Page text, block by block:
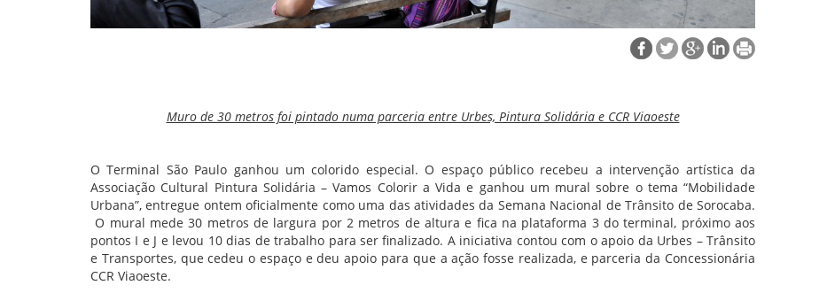
Muro de 30 metros foi pintado numa parceria entre Urbes, Pintura Solidária e CCR Viaoeste
O Terminal São Paulo ganhou um colorido especial. O espaço público recebeu a intervenção artística da
Associação Cultural Pintura Solidária – Vamos Colorir a Vida e ganhou um mural sobre o tema “Mobilidade
Urbana”, entregue ontem oficialmente como uma das atividades da Semana Nacional de Trânsito de Sorocaba.
O mural mede 30 metros de largura por 2 metros de altura e fica na plataforma 3 do terminal, próximo aos
pontos I e J e levou 10 dias de trabalho para ser finalizado. A iniciativa contou com o apoio da Urbes – Trânsito
e Transportes, que cedeu o espaço e deu apoio para que a ação fosse realizada, e parceria da Concessionária
CCR Viaoeste.